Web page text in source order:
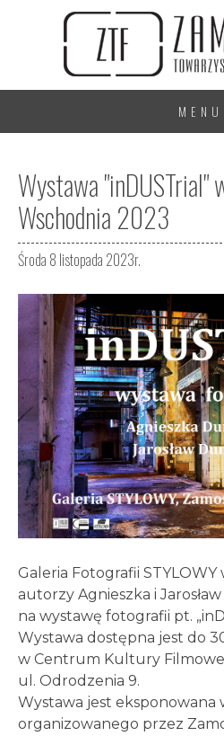
MENU
Wystawa "inDUSTrial"
Wschodnia 2023
Środa 8 listopada 2023r.
Galeria Fotografii STYLOWY
autorzy Agnieszka i
na wystawę fotografii pt.
Wystawa dostępna jest do
w Centrum Kultury
ul. Odrodzenia 9.
Wystawa jest eksponowana
organizowanego przez